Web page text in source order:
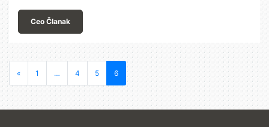
Ceo Članak
Posts navigation
« 1 … 4 5 6